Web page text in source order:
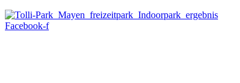
Facebook-f